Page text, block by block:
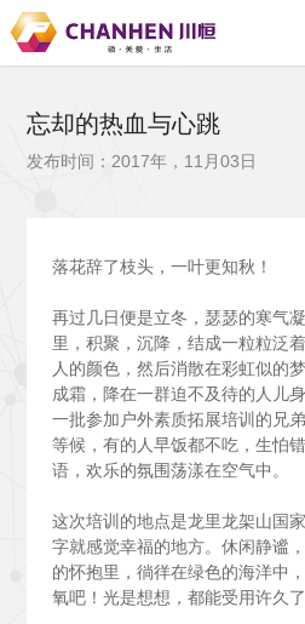
忘却的热血与心跳
发布时间：2017年，11月03日
落花辞了枝头，一叶更知秋！
再过几日便是立冬，瑟瑟的寒气
里，积聚，沉降，结成一粒粒泛
人的颜色，然后消散在彩虹似的
成霜，降在一群迫不及待的人儿
一批参加户外素质拓展培训的兄
等候，有的人早饭都不吃，生怕
语，欢乐的氛围荡漾在空气中。
这次培训的地点是龙里龙架山国
字就感觉幸福的地方。休闲静谧
的怀抱里，徜徉在绿色的海洋中
氧吧！光是想想，都能受用许久了